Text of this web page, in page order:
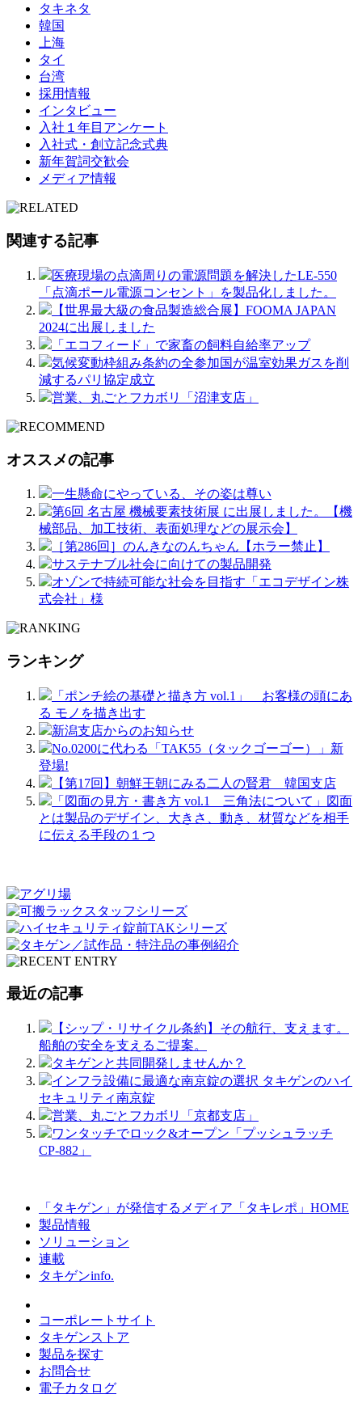
タキネタ
韓国
上海
タイ
台湾
採用情報
インタビュー
入社１年目アンケート
入社式・創立記念式典
新年賀詞交歓会
メディア情報
関連する記事
医療現場の点滴周りの電源問題を解決したLE-550
「点滴ポール電源コンセント」を製品化しました。
【世界最大級の食品製造総合展】FOOMA JAPAN
2024に出展しました
「エコフィード」で家畜の飼料自給率アップ
気候変動枠組み条約の全参加国が温室効果ガスを削
減するパリ協定成立
営業、丸ごとフカボリ「沼津支店」
オススメの記事
一生懸命にやっている、その姿は尊い
第6回 名古屋 機械要素技術展 に出展しました。【機
械部品、加工技術、表面処理などの展示会】
［第286回］のんきなのんちゃん【ホラー禁止】
サステナブル社会に向けての製品開発
オゾンで持続可能な社会を目指す「エコデザイン株
式会社」様
ランキング
「ポンチ絵の基礎と描き方 vol.1」 お客様の頭にあ
る モノを描き出す
新潟支店からのお知らせ
No.0200に代わる「TAK55（タックゴーゴー）」新
登場!
【第17回】朝鮮王朝にみる二人の賢君 韓国支店
「図面の見方・書き方 vol.1 三角法について」図面
とは製品のデザイン、大きさ、動き、材質などを相手
に伝える手段の１つ
最近の記事
【シップ・リサイクル条約】その航行、支えます。
船舶の安全を支えるご提案。
タキゲンと共同開発しませんか？
インフラ設備に最適な南京錠の選択 タキゲンのハイ
セキュリティ南京錠
営業、丸ごとフカボリ「京都支店」
ワンタッチでロック&オープン「プッシュラッチ
CP-882」
「タキゲン」が発信するメディア「タキレポ」HOME
製品情報
ソリューション
連載
タキゲンinfo.
コーポレートサイト
タキゲンストア
製品を探す
お問合せ
電子カタログ